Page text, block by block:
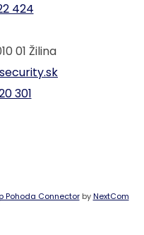
424
01 Žilina
301
Pohoda ConnectorbyNextCom